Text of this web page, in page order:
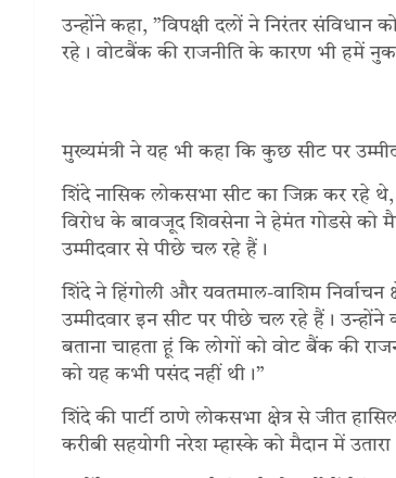
उन्होंने कहा, ”विपक्षी दलों ने निरंतर
रहे। वोटबैंक की राजनीति के कारण भी हमें
मुख्यमंत्री ने यह भी कहा कि कुछ सीट पर
शिंदे नासिक लोकसभा सीट का जिक्र कर रहे थे,
विरोध के बावजूद शिवसेना ने हेमंत गोडसे को
उम्मीदवार से पीछे चल रहे हैं।
शिंदे ने हिंगोली और यवतमाल-वाशिम निर्वाचन
उम्मीदवार इन सीट पर पीछे चल रहे हैं। उन्होंने
बताना चाहता हूं कि लोगों को वोट बैंक की
को यह कभी पसंद नहीं थी।”
शिंदे की पार्टी ठाणे लोकसभा क्षेत्र से जीत
करीबी सहयोगी नरेश म्हास्के को मैदान में उतारा